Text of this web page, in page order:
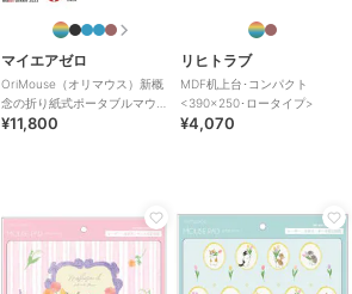
マイエアゼロ
OriMouse（オリマウス）新概
念の折り紙式ポータブルマウ
ス
¥11,800
リヒトラブ
MDF机上台･コンパクト
<390×250･ロータイプ>
¥4,070